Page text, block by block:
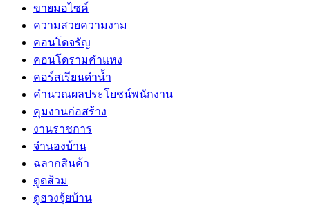
ขายมอไซค์
ความสวยความงาม
คอนโดจรัญ
คอนโดรามคำแหง
คอร์สเรียนดำน้ำ
คำนวณผลประโยชน์พนักงาน
คุมงานก่อสร้าง
งานราชการ
จำนองบ้าน
ฉลากสินค้า
ดูดส้วม
ดูฮวงจุ้ยบ้าน